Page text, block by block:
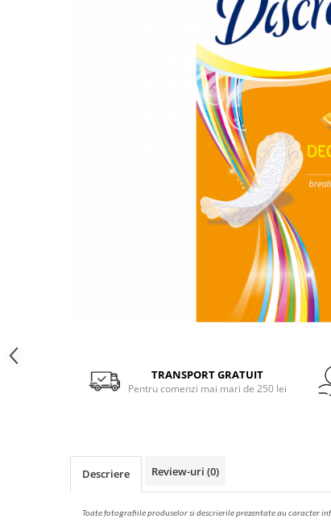
Solutie de indepartat rugina si
Tratament pentru par, conditioner
pentru par, masca de par
Vata demachianta
TRANSPORT GRATUIT
Pentru comenzi mai mari de 250 lei
Descriere Review-uri (0)
Toate fotografiile produselorsidescrierileprezentate au caracter